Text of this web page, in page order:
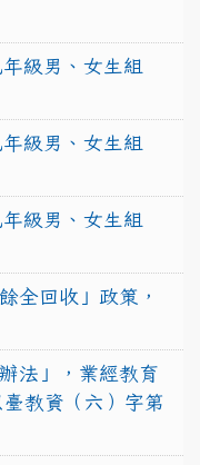
級男、女生組
級男、女生組
級男、女生組
全回收」政策，
法」，業經教育
教資（六）字第